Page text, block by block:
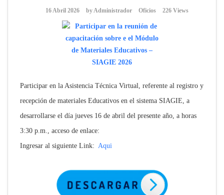
16 Abril 2026 by Administrador Oficios 226 Views
Participar en la Asistencia Técnica Virtual, referente al registro y
recepción de materiales Educativos en el sistema SIAGIE, a
desarrollarse el día jueves 16 de abril del presente año, a horas
3:30 p.m., acceso de enlace:
Ingresar al siguiente Link: Aqui